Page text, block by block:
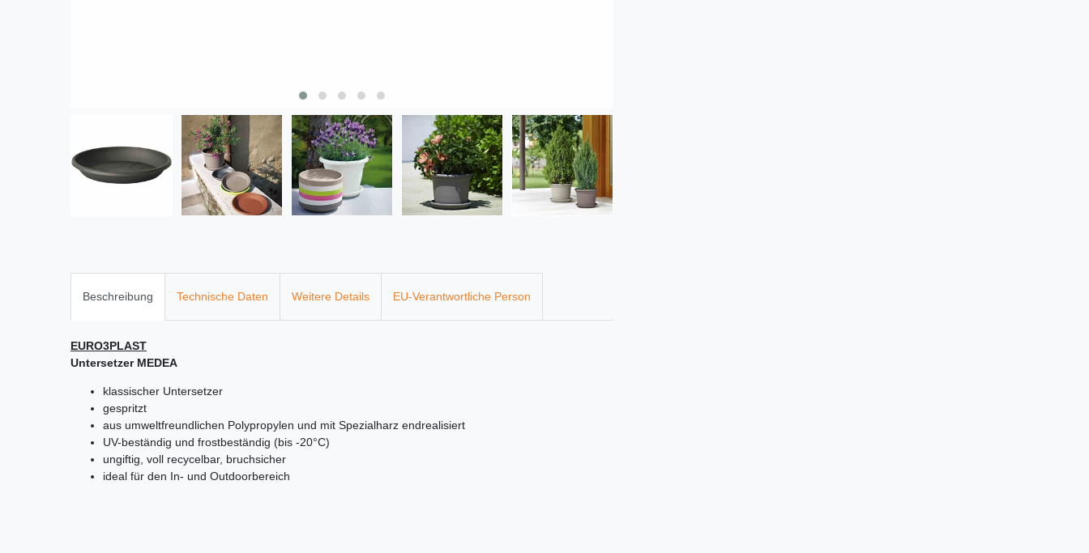
Beschreibung Technische Daten Weitere Details EU-Verantwortliche Person
EURO3PLAST
Untersetzer MEDEA
klassischer Untersetzer
gespritzt
aus umweltfreundlichen Polypropylen und mit Spezialharz endrealisiert
UV-beständig und frostbeständig (bis -20°C)
ungiftig, voll recycelbar, bruchsicher
ideal für den In- und Outdoorbereich